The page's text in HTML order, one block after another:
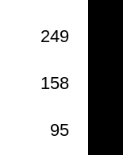
249
158
95